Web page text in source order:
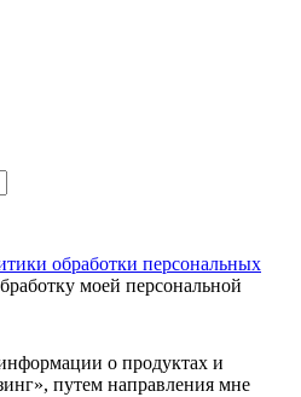
обработки персональных
моей персональной
о продуктах и
путем направления мне